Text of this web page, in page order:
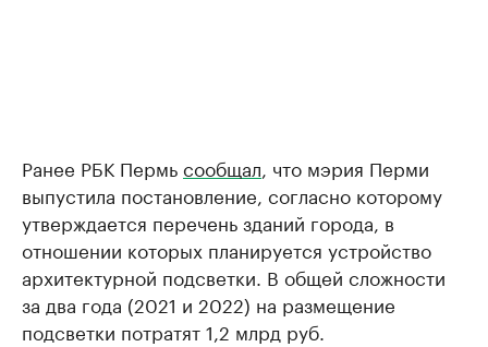
Ранее РБК Пермьсообщал , что мэрия Перми
выпустила постановление, согласно которому
утверждается перечень зданий города, в
отношении которых планируется устройство
архитектурной подсветки. В общей сложности
за два года (2021 и 2022) на размещение
подсветки потратят 1,2 млрд руб.